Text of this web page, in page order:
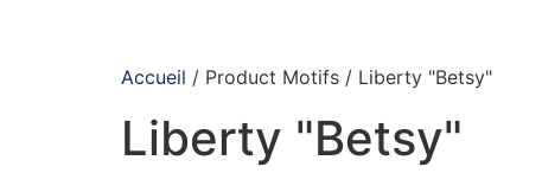
Accueil / Product Motifs / Liberty "Betsy"
Liberty "Betsy"